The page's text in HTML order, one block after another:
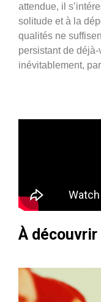
attendue, il
solitude et à la
qualités ne
persistant de
inévitablement,
À